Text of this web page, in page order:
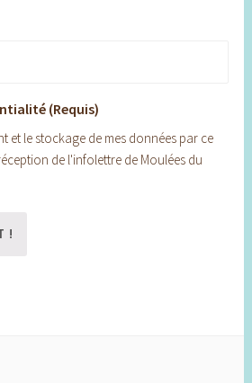
(Requis)
et le stockage de mes données par ce
de l'infolettre de Moulées du